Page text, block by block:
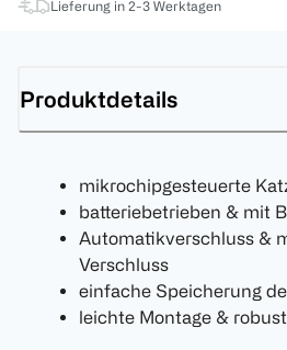
Lieferung in 2-3 Werktagen
Produktdetails
mikrochipgesteuerte
batteriebetrieben & mit
Automatikverschluss &
Verschluss
einfache Speicherung
leichte Montage &